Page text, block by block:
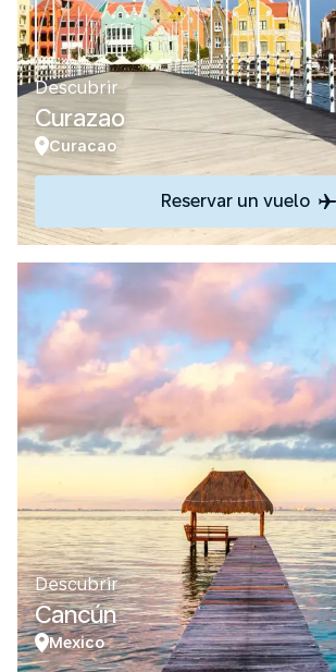
Descubrir
Curazao
Curacao
Reservar un vuelo
Descubrir
Cancún
Mexico